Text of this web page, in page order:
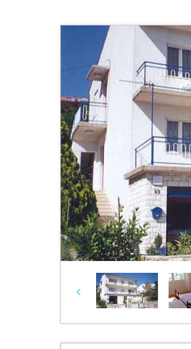
Previous